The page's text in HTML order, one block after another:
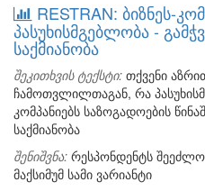
RESTRAN: ბიზნეს-
პასუხისმგებლობა -
საქმიანობა
შეკითხვის ტექსტი: თქვენი
ჩამოთვლილთაგან, რა
კომპანიებს საზოგადოების
საქმიანობა
შენიშვნა: რესპონდენტს შეეძლო
მაქსიმუმ სამი ვარიანტი